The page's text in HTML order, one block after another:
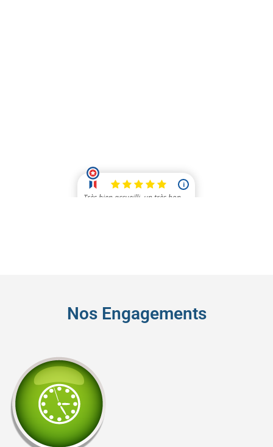
Nos Engagements